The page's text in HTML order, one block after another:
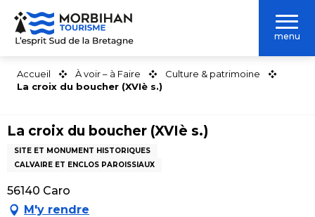
Aller
contenu
menu
Accueil À voir – à Faire
Culture & patrimoine
La croix du boucher (XVIè s.)
La croix du boucher (XVIè s.)
SITE ET MONUMENT HISTORIQUES
CALVAIRE ET ENCLOS PAROISSIAUX
56140 Caro
M'y rendre